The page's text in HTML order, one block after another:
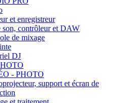
et enregistreur
son, contrôleur et DAW
de mixage
DJ
- PHOTO
support et écran de